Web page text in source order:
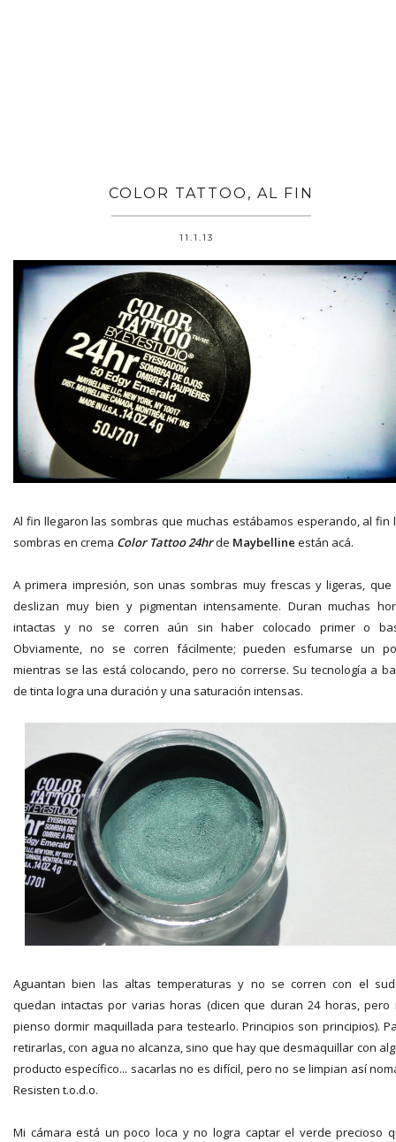
COLOR TATTOO, AL FIN
11.1.13
Al fin llegaron las sombras que muchas estábamos esperando, al fin
sombras en crema Color Tattoo24hrde Maybelline están acá.
A primera impresión, son unas sombras muy frescas y ligeras, que
deslizan muy bien y pigmentan intensamente. Duran muchas
intactas y no se corren aún sin haber colocado primer o
Obviamente, no se corren fácilmente; pueden esfumarse un
mientras se las está colocando, pero no correrse. Su tecnología a
de tinta logra una duración y una saturación intensas.
Aguantan bien las altas temperaturas y no se corren con el
quedan intactas por varias horas (dicen que duran 24 horas, pero
pienso dormir maquillada para testearlo. Principios son principios).
retirarlas, con agua no alcanza, sino que hay que desmaquillar con
producto específico... sacarlas no es difícil, pero no se limpian así
Resisten t.o.d.o.
Mi cámara está un poco loca y no logra captar el verde precioso